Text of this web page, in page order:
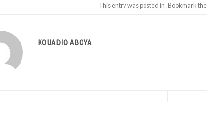
This entry was posted in . Bookmark the
KOUADIO ABOYA